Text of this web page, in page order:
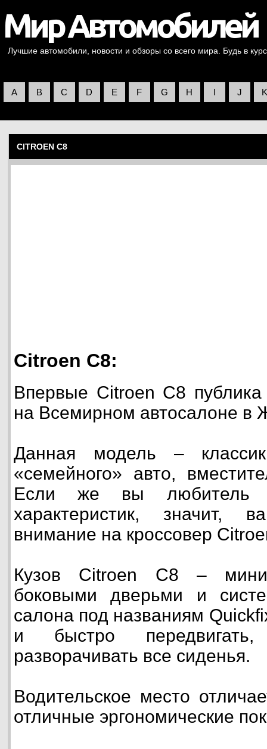
Лучшие автомобили, новости и обзоры со всего мира. Будь в
A B C D E F G H I J K
CITROEN C8
Citroen C8:
Впервые Citroen C8
на Всемирном автосалоне в
Данная модель –
«семейного» авто,
Если же вы любитель
характеристик, значит,
внимание на кроссовер
Кузов Citroen C8 –
боковыми дверьми и
салона под названиям
и быстро
разворачивать все сиденья.
Водительское место
отличные эргономические